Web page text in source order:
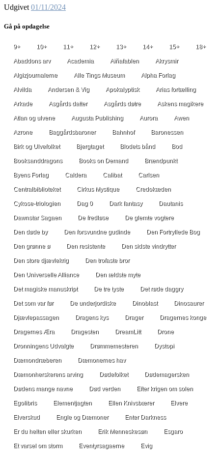
Udgivet 01/11/2024
Gå på opdagelse
9+ 10+ 11+ 12+ 13+ 14+ 15+ 18+
Abaddons arv Academia Aiñafablen Akrysmir
Algizjournalerne Alle Tings Museum Alpha Forlag
Alvilda Andersen & Vig Apokalyptisk Arias fortælling
Arkade Asgårds datter Asgårds døtre Askens magikere
Atlan og ulvene Augusta Publishing Aurora Awen
Azrone Baggårdsbaroner Bahnhof Baronessen
Birk og Ulvefolket Bjergtaget Blodets bånd Bod
Booksanddragons Books on Demand Brændpunkt
Byens Forlag Caldera Calibat Carlsen
Centralbiblioteket Cirkus Mystique Credokæden
Cykose-triologien Dag 0 Dark fantasy Dautanis
Dawnstar Sagaen De fredløse De glemte vogtere
Den døde by Den forsvundne gudinde Den Fortryllede Bog
Den grønne ø Den resistente Den sidste vindrytter
Den store djævlekrig Den trofaste bror
Den Universelle Alliance Den ældste myte
Det magiske manuskript De tre tyste Det røde daggry
Det som var før De underjordiske Dinoblast Dinosaurer
Djævlepassagen Dragens kys Drager Dragernes konge
Dragernes Æra Dragesten DreamLitt Drone
Dronningens Udvalgte Drømmemesteren Dystopi
Dæmondræberen Dæmonernes hav
Dæmonherskerens arving Dødefolket Dødemagersken
Dødens mange navne Død verden Efter krigen om solen
Egolibris Elementjagten Ellen Knivsbærer Elvere
Elverskud Engle og Dæmoner Enter Darkness
Er du helten eller skurken Erik Menneskesøn Esgaro
Et varsel om storm Eventyrsagaerne Evig